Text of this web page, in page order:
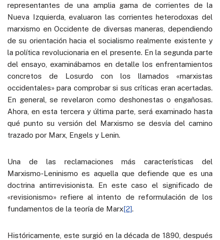
representantes de una amplia gama de corrientes de la
Nueva Izquierda, evaluaron las corrientes heterodoxas del
marxismo en Occidente de diversas maneras, dependiendo
de su orientación hacia el socialismo realmente existente y
la política revolucionaria en el presente. En la segunda parte
del ensayo, examinábamos en detalle los enfrentamientos
concretos de Losurdo con los llamados «marxistas
occidentales» para comprobar si sus críticas eran acertadas.
En general, se revelaron como deshonestas o engañosas.
Ahora, en esta tercera y última parte, será examinado hasta
qué punto su versión del Marxismo se desvía del camino
trazado por Marx, Engels y Lenin.
Una de las reclamaciones más características del
Marxismo-Leninismo es aquella que defiende que es una
doctrina antirrevisionista. En este caso el significado de
«revisionismo» refiere al intento de reformulación de los
fundamentos de la teoría de Marx[2].
Históricamente, este surgió en la década de 1890, después